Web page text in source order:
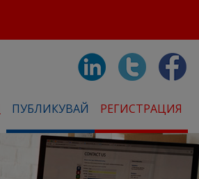
ПУБЛИКУВАЙ РЕГИСТРАЦИЯ